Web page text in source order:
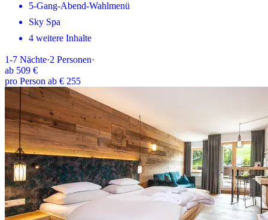
5-Gang-Abend-Wahlmenü
Sky Spa
4 weitere Inhalte
1-7 Nächte·2 Personen·
ab 509 €
pro Person ab € 255